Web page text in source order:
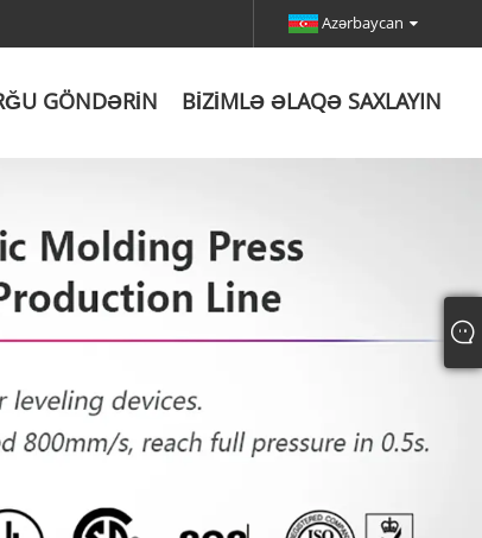
Azərbaycan
GÖNDƏRIN BIZIMLƏ ƏLAQƏ SAXLAYIN